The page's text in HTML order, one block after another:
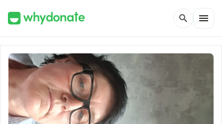
search menu